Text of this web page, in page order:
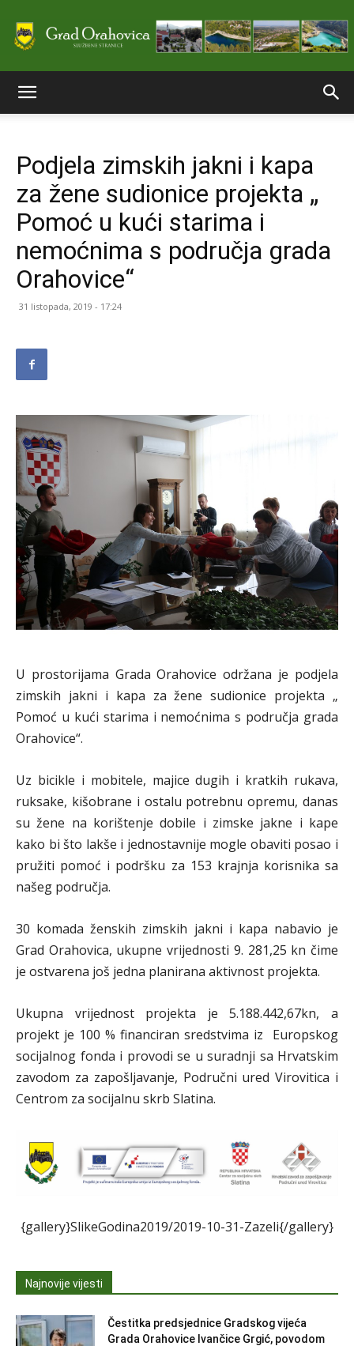
stranice
Grada
Podjela zimskih jakni i kapa
za žene sudionice projekta „
Pomoć u kući starima i
nemoćnima s područja grada
Orahovice“
31 listopada, 2019 - 17:24
U prostorijama Grada Orahovice održana je podjela
zimskih jakni i kapa za žene sudionice projekta „
Pomoć u kući starima i nemoćnima s područja grada
Orahovice“.
Uz bicikle i mobitele, majice dugih i kratkih rukava,
ruksake, kišobrane i ostalu potrebnu opremu, danas
su žene na korištenje dobile i zimske jakne i kape
kako bi što lakše i jednostavnije mogle obaviti posao i
pružiti pomoć i podršku za 153 krajnja korisnika sa
našeg područja.
30 komada ženskih zimskih jakni i kapa nabavio je
Grad Orahovica, ukupne vrijednosti 9. 281,25 kn čime
je ostvarena još jedna planirana aktivnost projekta.
Ukupna vrijednost projekta je 5.188.442,67kn, a
projekt je 100 % financiran sredstvima iz Europskog
socijalnog fonda i provodi se u suradnji sa Hrvatskim
zavodom za zapošljavanje, Područni ured Virovitica i
Centrom za socijalnu skrb Slatina.
{gallery}SlikeGodina2019/2019-10-31-Zazeli{/gallery}
Najnovije vijesti
Čestitka predsjednice Gradskog vijeća
Grada Orahovice Ivančice Grgić, povodom